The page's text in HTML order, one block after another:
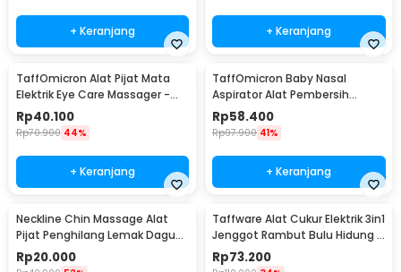
+ Keranjang + Keranjang
TaffOmicron Alat Pijat Mata
Elektrik Eye Care Massager -
XTK-018
Rp40.100
Rp70.900 44%
+ Keranjang
TaffOmicron Baby Nasal
Aspirator Alat Pembersih
Hidung Bayi - HD-8031
Rp58.400
Rp97.900 41%
+ Keranjang
Neckline Chin Massage Alat
Pijat Penghilang Lemak Dagu
Rahang - A241
Rp20.000
Taffware Alat Cukur Elektrik 3in1
Jenggot Rambut Bulu Hidung -
AG-818
Rp73.200